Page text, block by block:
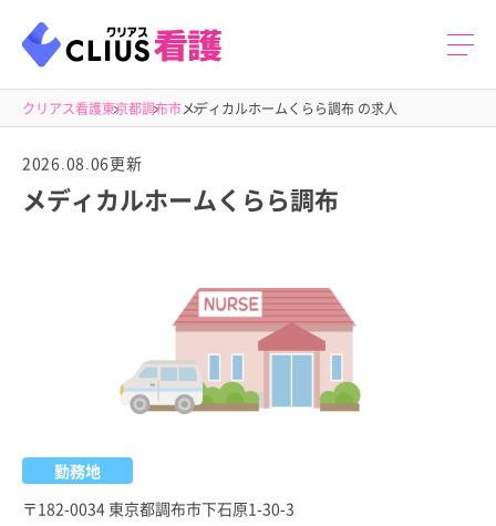
クリアス看護東京都調布市メディカルホームくらら調布 の求人
2026.08.06更新
メディカルホームくらら調布
勤務地
〒182-0034 東京都調布市下石原1-30-3